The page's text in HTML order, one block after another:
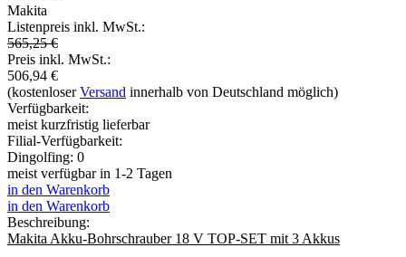
Makita
Listenpreis inkl. MwSt.:
565,25 €
Preis inkl. MwSt.:
506,94 €
(kostenloserVersand innerhalb von Deutschland möglich)
Verfügbarkeit:
meist kurzfristig lieferbar
Filial-Verfügbarkeit:
Dingolfing: 0
meist verfügbar in 1-2 Tagen
in den Warenkorb
in den Warenkorb
Beschreibung:
Makita Akku-Bohrschrauber 18 V TOP-SET mit 3 Akkus